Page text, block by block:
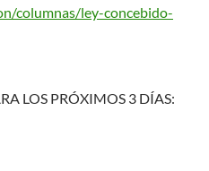
/columnas/ley-concebido-
LOS PRÓXIMOS 3 DÍAS: